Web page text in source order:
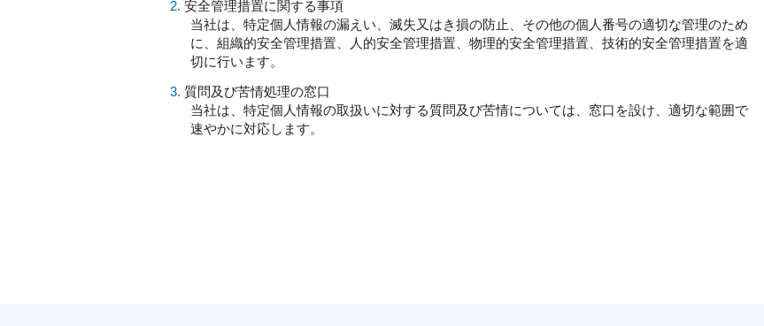
2. 安全管理措置に関する事項
当社は、特定個人情報の漏えい、滅失又はき損の防止、その他の個人番号の適切な管理のため
に、組織的安全管理措置、人的安全管理措置、物理的安全管理措置、技術的安全管理措置を適
切に行います。
3. 質問及び苦情処理の窓口
当社は、特定個人情報の取扱いに対する質問及び苦情については、窓口を設け、適切な範囲で
速やかに対応します。